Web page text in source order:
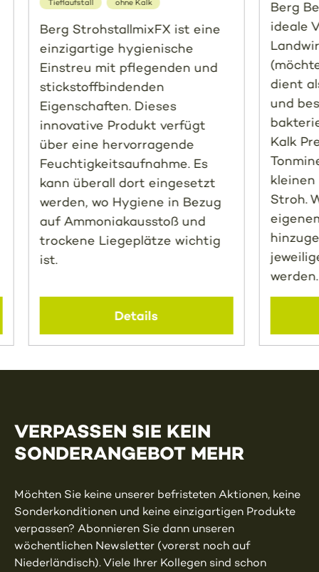
Tieflaufstall ohne Kalk
Berg StrohstallmixFX ist eine
einzigartige hygienische
Einstreu mit pflegenden und
stickstoffbindenden
Eigenschaften. Dieses
innovative Produkt verfügt
über eine hervorragende
Feuchtigkeitsaufnahme. Es
kann überall dort eingesetzt
werden, wo Hygiene in Bezug
auf Ammoniakausstoß und
trockene Liegeplätze wichtig
ist.
Details
Berg
ideale
dient
und
Kalk
kleinen
Stroh.
werden.
VERPASSEN SIE KEIN
SONDERANGEBOT MEHR
Möchten Sie keine unserer befristeten Aktionen, keine
Sonderkonditionen und keine einzigartigen Produkte
verpassen? Abonnieren Sie dann unseren
wöchentlichen Newsletter (vorerst noch auf
Niederländisch). Viele Ihrer Kollegen sind schon